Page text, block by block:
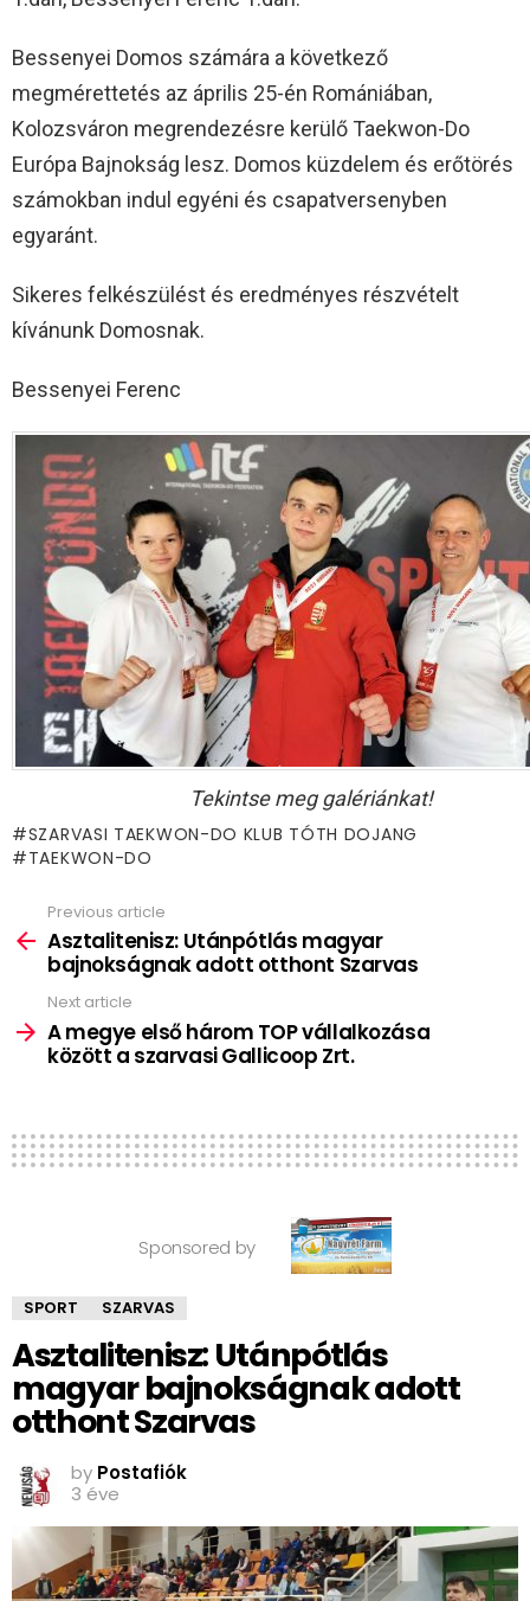
Bessenyei Domos számára a következő
megmérettetés az április 25-én Romániában,
Kolozsváron megrendezésre kerülő Taekwon-Do
Európa Bajnokság lesz. Domos küzdelem és erőtörés
számokban indul egyéni és csapatversenyben
egyaránt.
Sikeres felkészülést és eredményes részvételt
kívánunk Domosnak.
Bessenyei Ferenc
Tekintse meg galériánkat!
SZARVASI TAEKWON-DO KLUB TÓTH DOJANG
TAEKWON-DO
more
Previous article
Asztalitenisz: Utánpótlás magyar
bajnokságnak adott otthont Szarvas
Next article
A megye első három TOP vállalkozása
között a szarvasi Gallicoop Zrt.
Sponsored by
SPORT SZARVAS
Asztalitenisz: Utánpótlás
magyar bajnokságnak adott
otthont Szarvas
by Postafiók
3 éve